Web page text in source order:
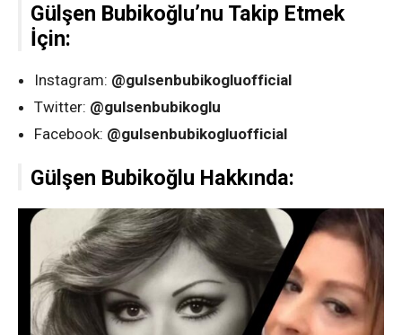
Gülşen Bubikoğlu’nu Takip Etmek
İçin:
Instagram: @gulsenbubikogluofficial
Twitter: @gulsenbubikoglu
Facebook: @gulsenbubikogluofficial
Gülşen Bubikoğlu Hakkında: